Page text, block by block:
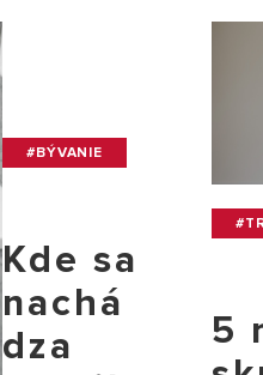
#BÝVANIE
Kde sa
nachá
dza
5